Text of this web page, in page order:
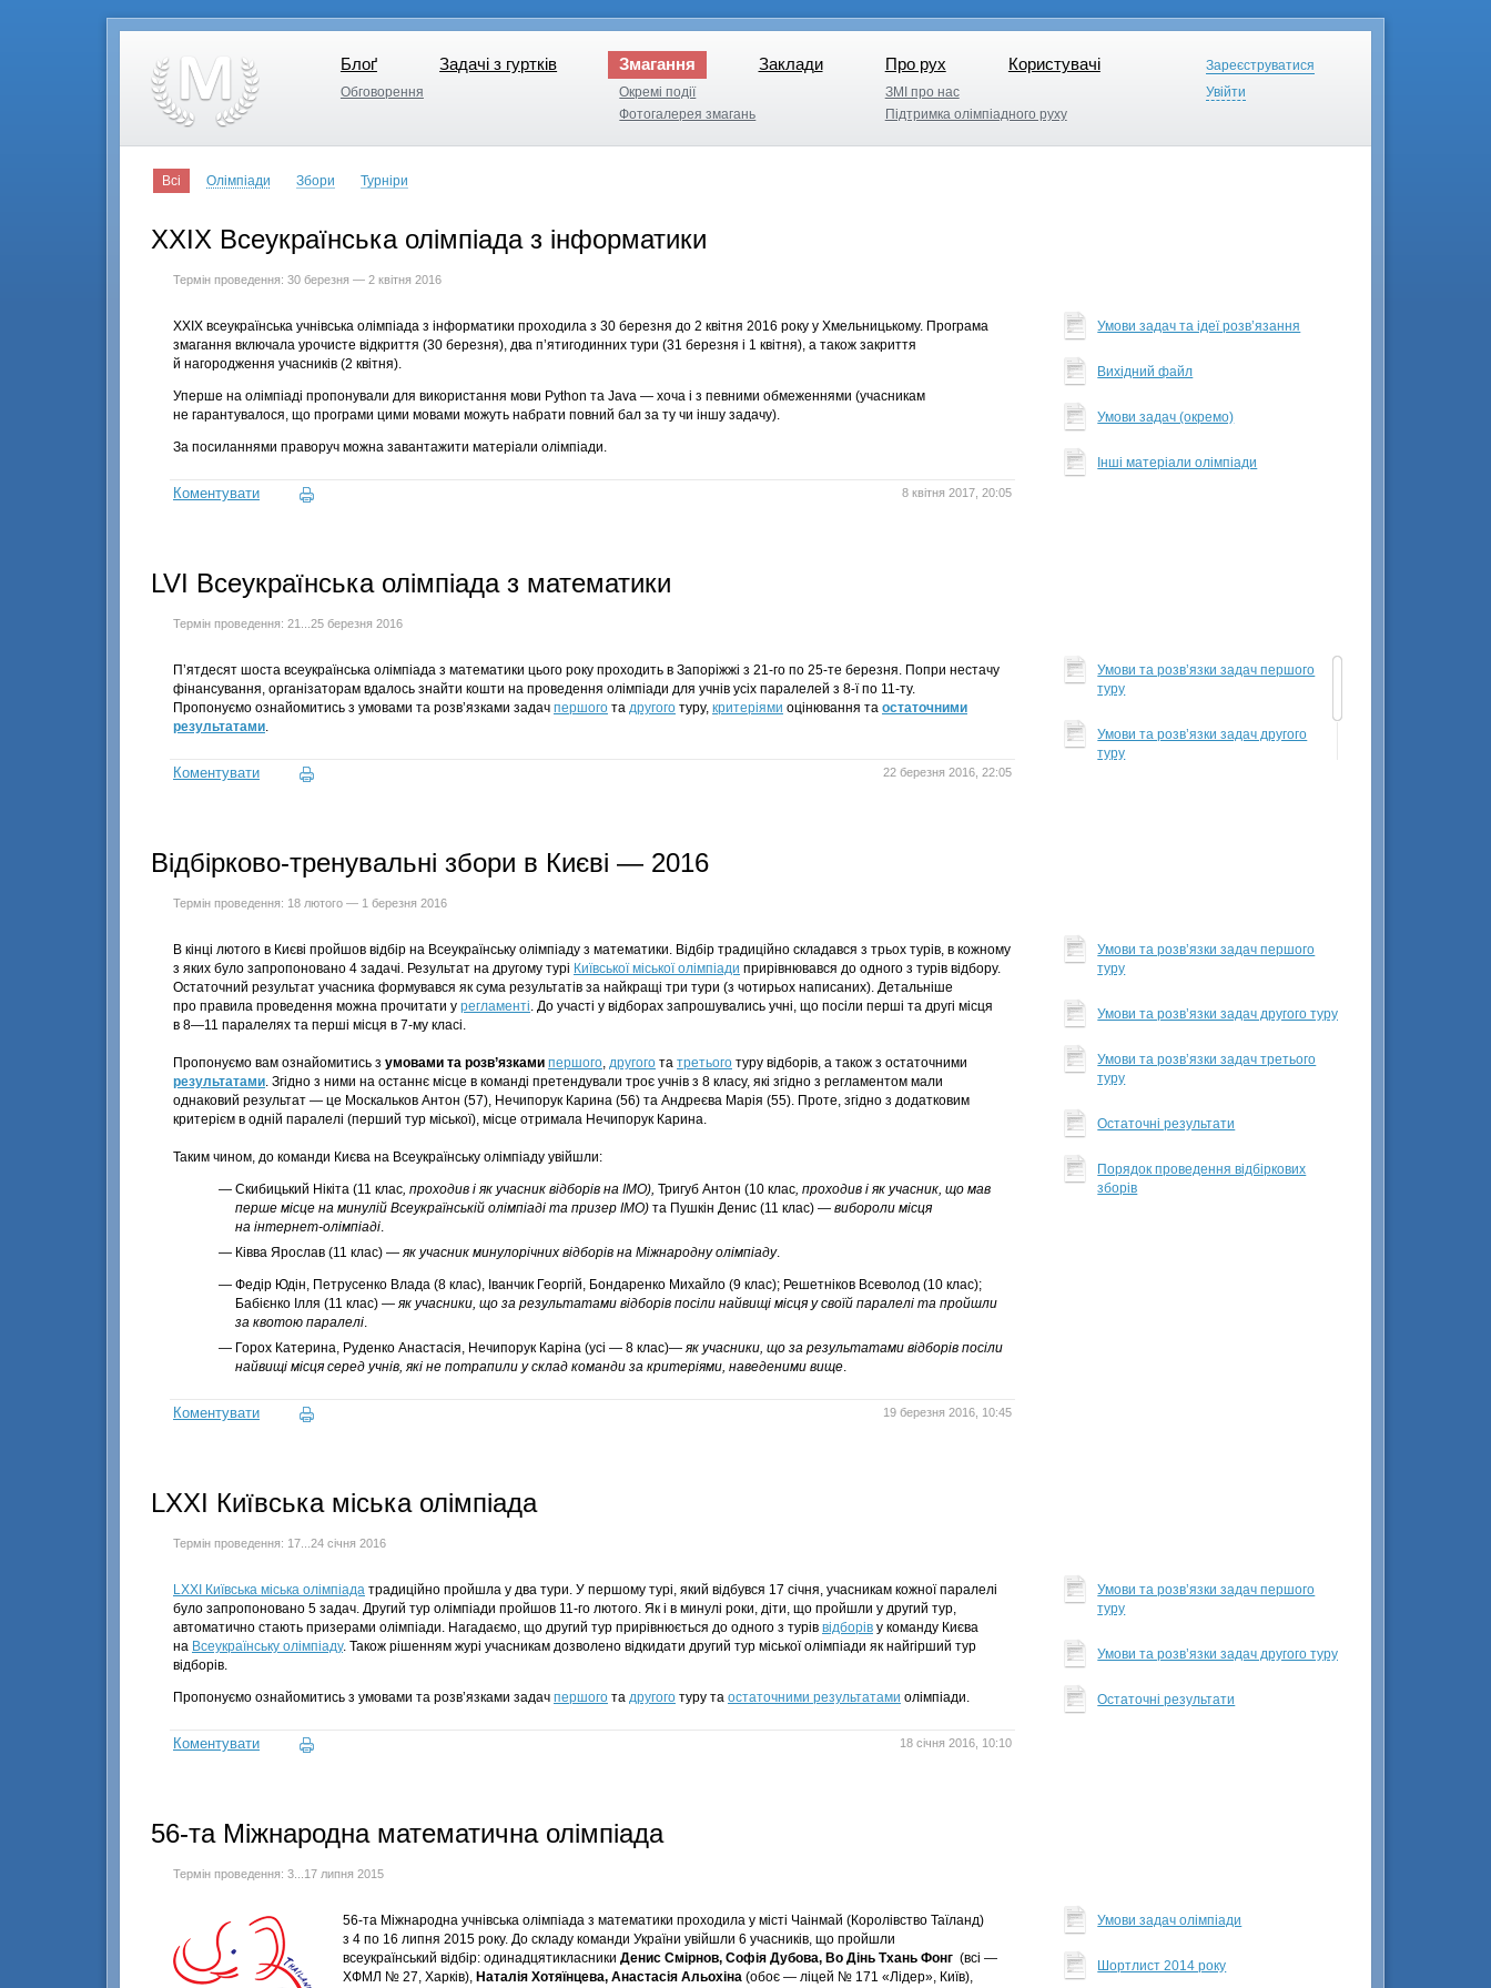
Блоґ
Блоґ
Обговорення
Обговорення
Задачі з гуртків
Задачі з гуртків Змагання
Окремі події
Окремі події
Фотогалерея змагань
Фотогалерея змагань
Заклади
Заклади Про рух
Про рух
ЗМІ про нас
ЗМІ про нас
Підтримка олімпіадного руху
Підтримка олімпіадного руху
Користувачі
Користувачі Зареєструватися
Зареєструватися
Увійти
Увійти
Всі Олімпіади Збори Турніри
XXIX Всеукраїнська олімпіада з інформатики
Термін проведення: 30 березня — 2 квітня 2016
XXIX всеукраїнська учнівська олімпіада з інформатики проходила з 30 березня до 2 квітня 2016 року у Хмельницькому. Програма
змагання включала урочисте відкриття (30 березня), два п’ятигодинних тури (31 березня і 1 квітня), а також закриття
й нагородження учасників (2 квітня).
Уперше на олімпіаді пропонували для використання мови Python та Java — хоча і з певними обмеженнями (учасникам
не гарантувалося, що програми цими мовами можуть набрати повний бал за ту чи іншу задачу).
За посиланнями праворуч можна завантажити матеріали олімпіади.
Умови задач та ідеї розв’язання
Вихідний файл
Умови задач (окремо)
Інші матеріали олімпіади
Коментувати 8 квітня 2017, 20:05
LVI Всеукраїнська олімпіада з математики
Термін проведення: 21...25 березня 2016
П’ятдесят шоста всеукраїнська олімпіада з математики цього року проходить в Запоріжжі з 21-го по 25-те березня. Попри нестачу
фінансування, організаторам вдалось знайти кошти на проведення олімпіади для учнів усіх паралелей з 8-ї по 11-ту.
Пропонуємо ознайомитись з умовами та розв’язками задач першого та другого туру, критеріями оцінювання та остаточними
результатами.
Умови та розв’язки задач першого
туру
Умови та розв’язки задач другого
туру
Коментувати 22 березня 2016, 22:05
Відбірково-тренувальні збори в Києві — 2016
Термін проведення: 18 лютого — 1 березня 2016
В кінці лютого в Києві пройшов відбір на Всеукраїнську олімпіаду з математики. Відбір традиційно складався з трьох турів, в кожному
з яких було запропоновано 4 задачі. Результат на другому турі Київської міської олімпіади прирівнювався до одного з турів відбору.
Остаточний результат учасника формувався як сума результатів за найкращі три тури (з чотирьох написаних). Детальніше
про правила проведення можна прочитати у регламенті. До участі у відборах запрошувались учні, що посіли перші та другі місця
в 8—11 паралелях та перші місця в 7-му класі.
Пропонуємо вам ознайомитись з умовами та розв’язками першого, другого та третього туру відборів, а також з остаточними
результатами. Згідно з ними на останнє місце в команді претендували троє учнів з 8 класу, які згідно з регламентом мали
однаковий результат — це Москальков Антон (57), Нечипорук Карина (56) та Андреєва Марія (55). Проте, згідно з додатковим
критерієм в одній паралелі (перший тур міської), місце отримала Нечипорук Карина.
Таким чином, до команди Києва на Всеукраїнську олімпіаду увійшли:
Скибицький Нікіта (11 клас, проходив і як учасник відборів на ІМО), Тригуб Антон (10 клас, проходив і як учасник, що мав
перше місце на минулій Всеукраїнській олімпіаді та призер ІМО)та Пушкін Денис (11 клас) — вибороли місця
на інтернет-олімпіаді.
Ківва Ярослав (11 клас) — як учасник минулорічних відборів на Міжнародну олімпіаду.
Федір Юдін, Петрусенко Влада (8 клас), Іванчик Георгій, Бондаренко Михайло (9 клас); Решетніков Всеволод (10 клас);
Бабієнко Ілля (11 клас) — як учасники, що за результатами відборів посіли найвищі місця у своїй паралелі та пройшли
за квотою паралелі.
Горох Катерина, Руденко Анастасія, Нечипорук Каріна (усі — 8 клас)— як учасники, що за результатами відборів посіли
найвищі місця серед учнів, які не потрапили у склад команди за критеріями, наведеними вище.
Умови та розв’язки задач першого
туру
Умови та розв’язки задач другого туру
Умови та розв’язки задач третього
туру
Остаточні результати
Порядок проведення відбіркових
зборів
Коментувати 19 березня 2016, 10:45
LXXI Київська міська олімпіада
Термін проведення: 17...24 січня 2016
LXXI Київська міська олімпіада традиційно пройшла у два тури. У першому турі, який відбувся 17 січня, учасникам кожної паралелі
було запропоновано 5 задач. Другий тур олімпіади пройшов 11-го лютого. Як і в минулі роки, діти, що пройшли у другий тур,
автоматично стають призерами олімпіади. Нагадаємо, що другий тур прирівнюється до одного з турів відборів у команду Києва
на Всеукраїнську олімпіаду. Також рішенням журі учасникам дозволено відкидати другий тур міської олімпіади як найгірший тур
відборів.
Пропонуємо ознайомитись з умовами та розв’язками задач першого та другого туру та остаточними результатами олімпіади.
Умови та розв’язки задач першого
туру
Умови та розв’язки задач другого туру
Остаточні результати
Коментувати 18 січня 2016, 10:10
56-та Міжнародна математична олімпіада
Термін проведення: 3...17 липня 2015
56-та Міжнародна учнівська олімпіада з математики проходила у місті Чаінмай (Королівство Таїланд)
з 4 по 16 липня 2015 року. До складу команди України увійшли 6 учасників, що пройшли
всеукраїнський відбір: одинадцятикласники Денис Смірнов, Софія Дубова, Во Дінь Тхань Фонг (всі —
ХФМЛ № 27, Харків), Наталія Хотяїнцева, Анастасія Альохіна (обоє — ліцей № 171 «Лідер», Київ),
Умови задач олімпіади
Шортлист 2014 року